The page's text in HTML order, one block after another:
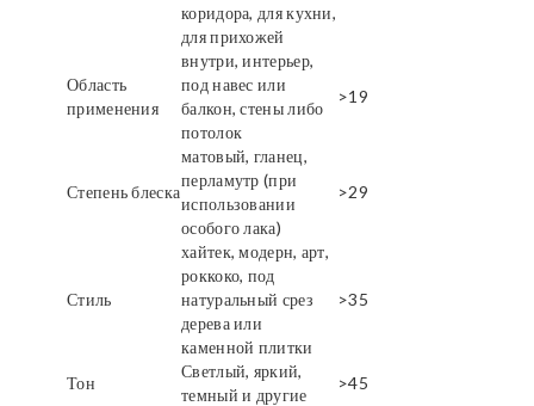
коридора, для кухни,
для прихожей
Область
применения
внутри, интерьер,
под навес или
балкон, стены либо
потолок
>19
Степень блеска
матовый, гланец,
перламутр (при
использовании
особого лака)
>29
Стиль
хайтек, модерн, арт,
роккоко, под
натуральный срез
дерева или
каменной плитки
>35
Тон
Светлый, яркий,
темный и другие
>45